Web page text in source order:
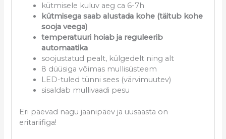
kütmisele kuluv aeg ca 6-7h
kütmisega saab alustada kohe (täitub kohe
sooja veega)
temperatuuri hoiab ja reguleerib
automaatika
soojustatud pealt, külgedelt ning alt
8 düüsiga võimas mullisüsteem
LED-tuled tünni sees (värvimuutev)
sisaldab mullivaadi pesu
Eri päevad nagu jaanipäev ja uusaasta on
eritariifiga!